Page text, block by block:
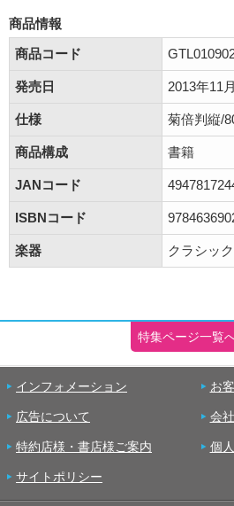
商品情報
商品コード
発売日 2013年11
仕様 菊倍判縦/
商品構成 書籍
JANコード
ISBNコード
楽器 クラシッ
特集ページ一覧
インフォメーション お
広告について 会
特約店様・書店様ご案内 個
サイトポリシー